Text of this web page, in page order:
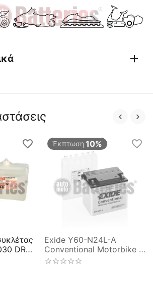
Έκπτωση 10%
Exide Y60-N24L-A
Conventional Motorbike &
Sport Battery E60-N24L-